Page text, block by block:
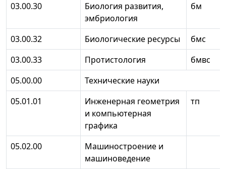
03.00.30
Биология развития,
эмбриология
бм
03.00.32 Биологические ресурсы
бмс
03.00.33
Протистология
бмвс
05.00.00
Технические науки
05.01.01
Инженерная геометрия
и компьютерная
графика
тп
05.02.00
Машиностроение и
машиноведение